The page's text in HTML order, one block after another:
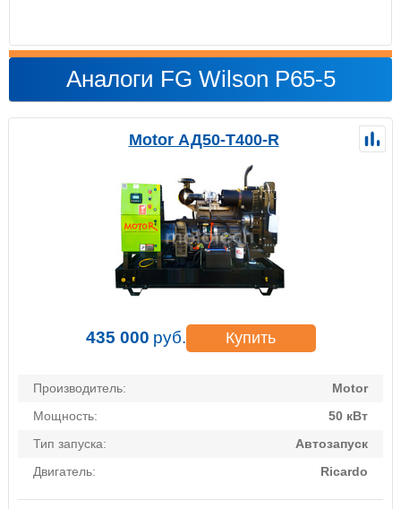
Аналоги FG Wilson P65-5
Motor АД50-Т400-R
435 000 руб. Купить
Производитель:
Motor
Мощность:
50 кВт
Тип запуска:
Автозапуск
Двигатель:
Ricardo